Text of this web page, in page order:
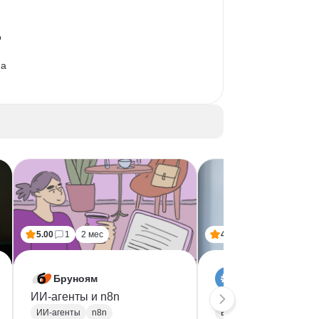
5.00 1 2 мес
Бруноям
ИИ-агенты и n8n
ИИ-агенты
n8n
4.80
Бизнес-аналитик
Бизнес аналитика